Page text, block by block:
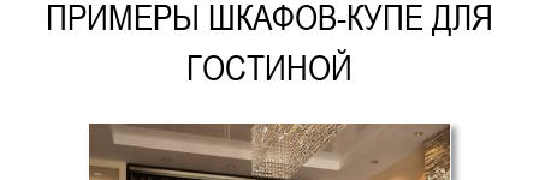
ПРИМЕРЫ ШКАФОВ-КУПЕ ДЛЯ
ГОСТИНОЙ